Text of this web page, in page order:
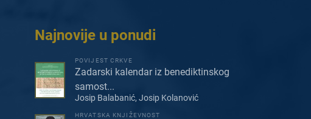
Najnovije u ponudi
POVIJEST CRKVE
Zadarski kalendar iz benediktinskog
samost...
Josip Balabanić, Josip Kolanović
HRVATSKA KNJIŽEVNOST